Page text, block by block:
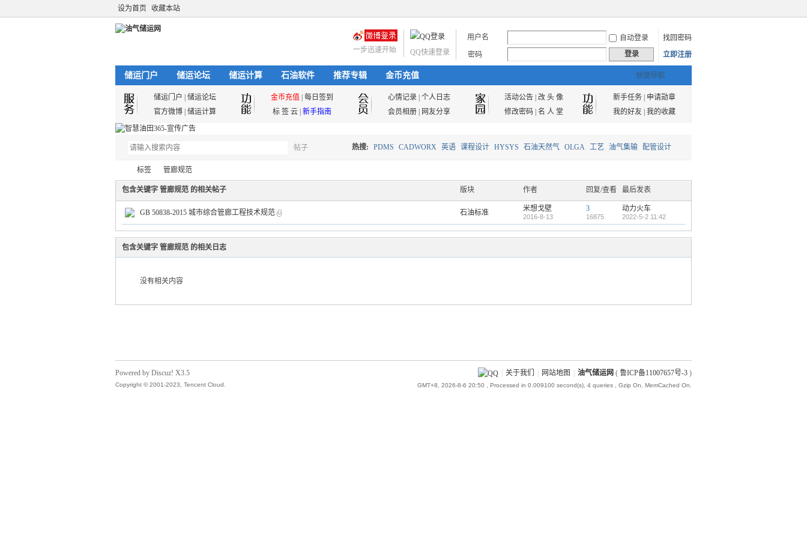
设为首页 收藏本站
用户名 自动登录
找回密码
密码
登录 立即注册
QQ快速登录
一步迅速开始
快捷导航
储运门户 储运论坛 储运计算 石油软件 推荐专辑 金币充值
储运门户 储运论坛 金币充值 每日签到 心情记录 个人日志 活动公告| 改 头 像 新手任务|
申请勋章
官方微博 储运计算 标 签 云 新手指南 会员相册 网友分享 修改密码| 名 人 堂 我的好友| 我的收藏
帖子 热搜: PDMS CADWORX 英语 课程设计 HYSYS 石油天然气 OLGA 工艺 油气集输 配管设计
标签 管廊规范
包含关键字 管廊规范 的相关帖子 版块 作者 回复/查看 最后发表
GB 50838-2015 城市综合管廊工程技术规范 石油标准 米想戈壁
2016-8-13
3
16875
动力火车
2022-5-2 11:42
包含关键字 管廊规范 的相关日志
没有相关内容
关于我们 网站地图 油气储运网 ( 鲁ICP备11007657号-3 )
GMT+8, 2026-8-6 20:50 , Processed in 0.009100 second(s), 4 queries , Gzip On, MemCached On.
Powered by Discuz! X3.5
Copyright © 2001-2023, Tencent Cloud.